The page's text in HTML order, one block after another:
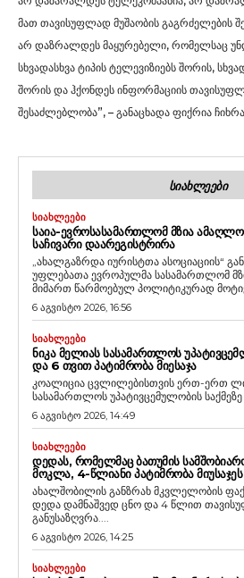
მათ თავისუფლად მუშაობის გაგრძელების
არ დაზრალდეს მაყურებელი, რომელსაც
სხვადასხვა ტიპის ტელევიზიებს შორის,
შორის და ჰქონდეს ინფორმაციის
შესაძლებლობა”, – განაცხადა ფიქრია
ᲡᲘᲐᲮᲚᲔᲔᲑᲘ
ᲡᲘᲐᲮᲚᲔᲔᲑᲘ
ᲡᲐᲘᲐ-ᲔᲕᲠᲝᲡᲐᲡᲐᲛᲐᲠᲗᲚᲝᲛ ᲛᲖᲘᲐ
ᲡᲐᲩᲘᲕᲐᲠᲘ ᲓᲐᲐᲠᲔᲒᲘᲡᲢᲠᲘᲠᲐ
„ახალგაზრდა იურისტთა ასოციაციის“
უფლებათა ევროპულმა სასამართლომ
მიმართ წარმოებულ პოლიტიკურად
6 აგვისტო 2026, 16:56
ᲡᲘᲐᲮᲚᲔᲔᲑᲘ
ᲜᲘᲙᲐ ᲛᲔᲚᲘᲐᲡ ᲡᲐᲡᲐᲛᲐᲠᲗᲚᲝᲡ
ᲓᲐ 6 ᲗᲕᲘᲗ ᲞᲐᲢᲘᲛᲠᲝᲑᲐ ᲛᲘᲔᲡᲐᲯᲐ
კოალიცია ცვლილებისთვის ერთ-ერთ
სასამართლოს უპატივცემულობის
6 აგვისტო 2026, 14:49
ᲡᲘᲐᲮᲚᲔᲔᲑᲘ
ᲓᲔᲓᲐᲡ, ᲠᲝᲛᲔᲚᲛᲐᲪ ᲑᲐᲗᲣᲛᲘᲡ
ᲛᲝᲙᲚᲐ, 4-ᲬᲚᲘᲐᲜᲘ ᲞᲐᲢᲘᲛᲠᲝᲑᲐ ᲛᲘᲣᲡᲐᲯᲔᲡ
ახალშობილის განზრახ მკვლელობის
დედა დამნაშვედ ცნო და 4 წლით
განუსაზღვრა....
6 აგვისტო 2026, 14:25
ᲡᲘᲐᲮᲚᲔᲔᲑᲘ